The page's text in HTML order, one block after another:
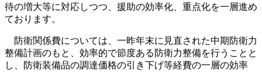
待の増大等に対応しつつ、援助の効率化、重点化を一層進め
ております。
防衛関係費については、一昨年末に見直された中期防衛力
整備計画のもと、効率的で節度ある防衛力整備を行うことと
し、防衛装備品の調達価格の引き下げ等経費の一層の効率